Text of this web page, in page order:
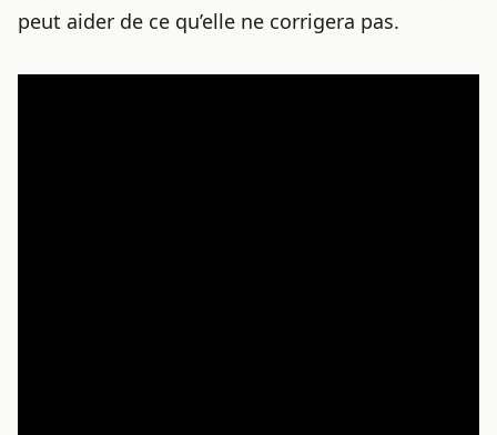
peut aider de ce qu’elle ne corrigera pas.